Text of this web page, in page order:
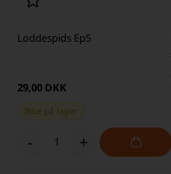
Loddespids Ep5
29,00 DKK
Ikke på lager
- +